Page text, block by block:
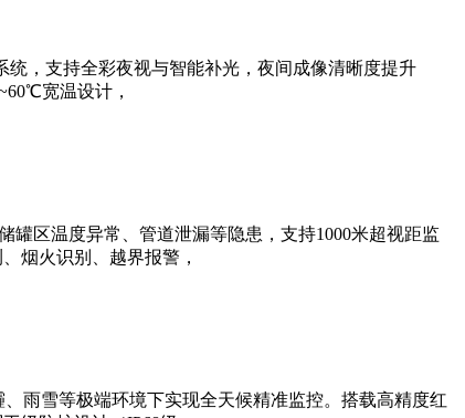
，支持全彩夜视与智能补光，夜间成像清晰度提升
宽温设计，
区温度异常、管道泄漏等隐患，支持1000米超视距监
烟火识别、越界报警，
雨雪等极端环境下实现全天候精准监控。搭载高精度红